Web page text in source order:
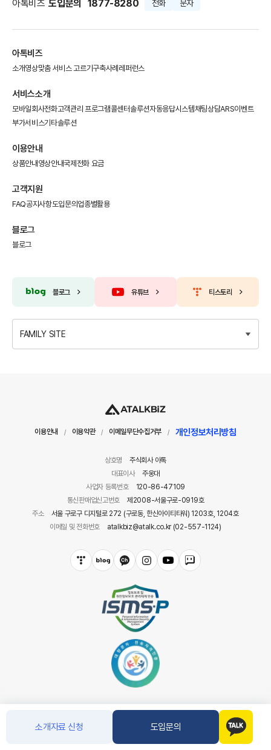
소개자료 신청 도입문의
아톡비즈 도입문의 1877-8280 전화 문자
아톡비즈
소개영상맞춤 서비스 고르기구축사례 레퍼런스
서비스소개
모바일회사전화고객관리 프로그램콜센터솔루션자동응답시스템채팅상담ARS이벤트
부가서비스기타솔루션
이용안내
상품안내 영상안내국제전화 요금
고객지원
FAQ공지사항도입문의 업종별활용
블로그
블로그
블로그 유튜브 티스토리
FAMILY SITE
이용안내 / 이용약관 / 이메일무단수집거부 / 개인정보처리방침
상호명
주식회사 아톡
대표이사
주웅대
사업자 등록번호
120-86-47109
통신판매업신고번호
제2008-서울구로-0919호
주소
서울 구로구 디지털로 272 (구로동, 한신아이티타워) 1203호, 1204호
이메일 및 전화번호
atalkbiz@atalk.co.kr (02-557-1124)
COPYRIGHT(C) 아톡. CO.LTD ALL RIGHT RESERVED.